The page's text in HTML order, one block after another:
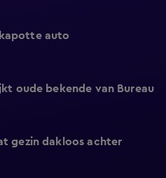
auto
oude bekende van Bureau
gezin dakloos achter